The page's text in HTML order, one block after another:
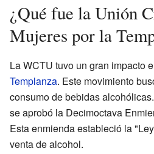
¿Qué fue la Unión
Mujeres por la
La WCTU tuvo un gran impacto
Templanza. Este movimiento
consumo de bebidas
se aprobó la Decimoctava
Esta enmienda estableció la
venta de alcohol.